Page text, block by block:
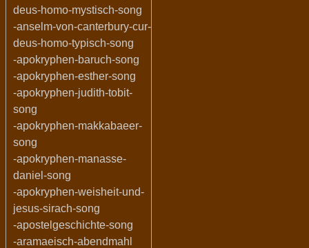
deus-homo-mystisch-song
-anselm-von-canterbury-cur-
deus-homo-typisch-song
-apokryphen-baruch-song
-apokryphen-esther-song
-apokryphen-judith-tobit-
song
-apokryphen-makkabaeer-
song
-apokryphen-manasse-
daniel-song
-apokryphen-weisheit-und-
jesus-sirach-song
-apostelgeschichte-song
-aramaeisch-abendmahl